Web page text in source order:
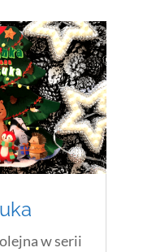
w serii